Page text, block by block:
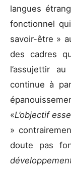
langues
fonctionnel
savoir-être »
des cadres
l’assujettir
continue à
«L’objectif
»
doute pas